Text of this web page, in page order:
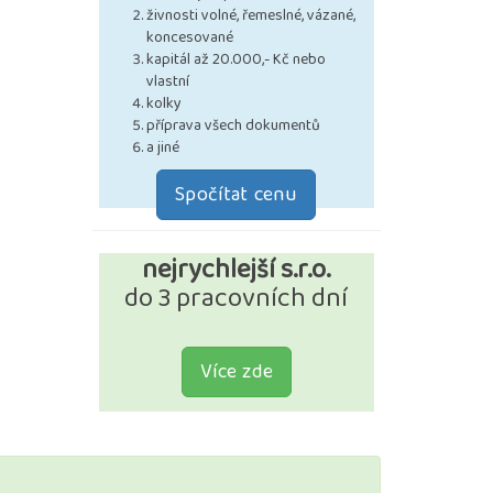
živnosti volné, řemeslné, vázané,
koncesované
kapitál až 20.000,- Kč nebo
vlastní
kolky
příprava všech dokumentů
a jiné
Spočítat cenu
nejrychlejší s.r.o.
do 3 pracovních dní
Více zde